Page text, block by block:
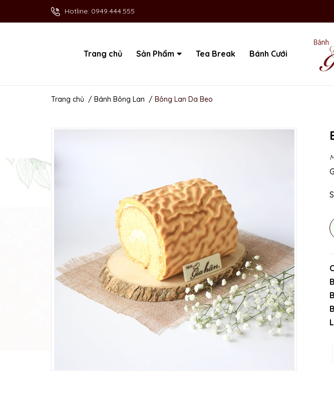
Hotline: 0949.444.555
Trang chủ Sản Phẩm Tea Break Bánh Cưới
Trang chủ / Bánh Bông Lan / Bông Lan Da Beo